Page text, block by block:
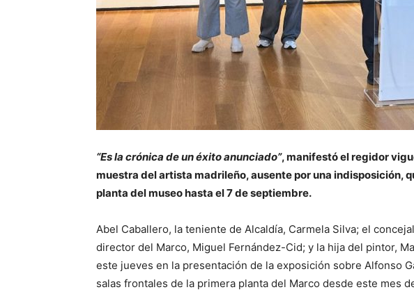
“Es la crónica de un éxito anunciado”, manifestó el regidor
muestra del artista madrileño, ausente por una indisposición,
planta del museo hasta el 7 de septiembre.
Abel Caballero, la teniente de Alcaldía, Carmela Silva; el
director del Marco, Miguel Fernández-Cid; y la hija del pintor,
este jueves en la presentación de la exposición sobre Alfonso
salas frontales de la primera planta del Marco desde este mes